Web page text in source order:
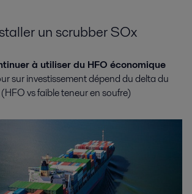
un scrubber SOx
à utiliser du HFO économique
sur investissement dépend du delta du
vs faible teneur en soufre)